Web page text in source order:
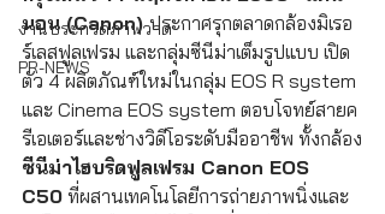
งานประกวดภาพวาด
PR-NEWS
นอน (Canon) ประกาศรุกตลาดกล้องมิเรอ
ร์เลสฟูลเฟรม และกลุ่มซีนีม่าเต็มรูปแบบ เปิด
ตัว 4 ผลิตภัณฑ์ใหม่ในกลุ่ม EOS R system
และ Cinema EOS system ตอบโจทย์สายค
รีเอเตอร์และช่างวิดีโอระดับมืออาชีพ ทั้งกล้อง
ซีนีม่าไฮบริดฟูลเฟรม Canon EOS
C50 ที่ผสานเทคโนโลยีการถ่ายภาพนิ่งและ